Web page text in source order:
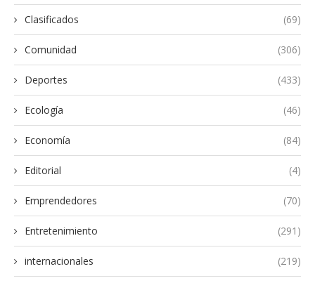
Clasificados (69)
Comunidad (306)
Deportes (433)
Ecología (46)
Economía (84)
Editorial (4)
Emprendedores (70)
Entretenimiento (291)
internacionales (219)